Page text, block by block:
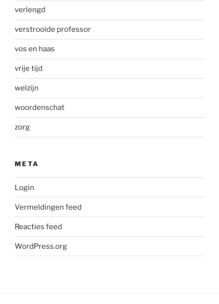
verlengd
verstrooide professor
vos en haas
vrije tijd
welzijn
woordenschat
zorg
META
Login
Vermeldingen feed
Reacties feed
WordPress.org